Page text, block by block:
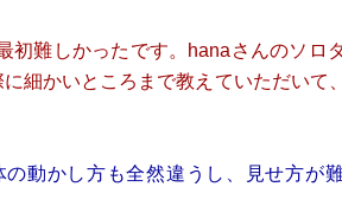
難しかったです。hanaさんのソロ
細かいところまで教えていただいて
動かし方も全然違うし、見せ方が